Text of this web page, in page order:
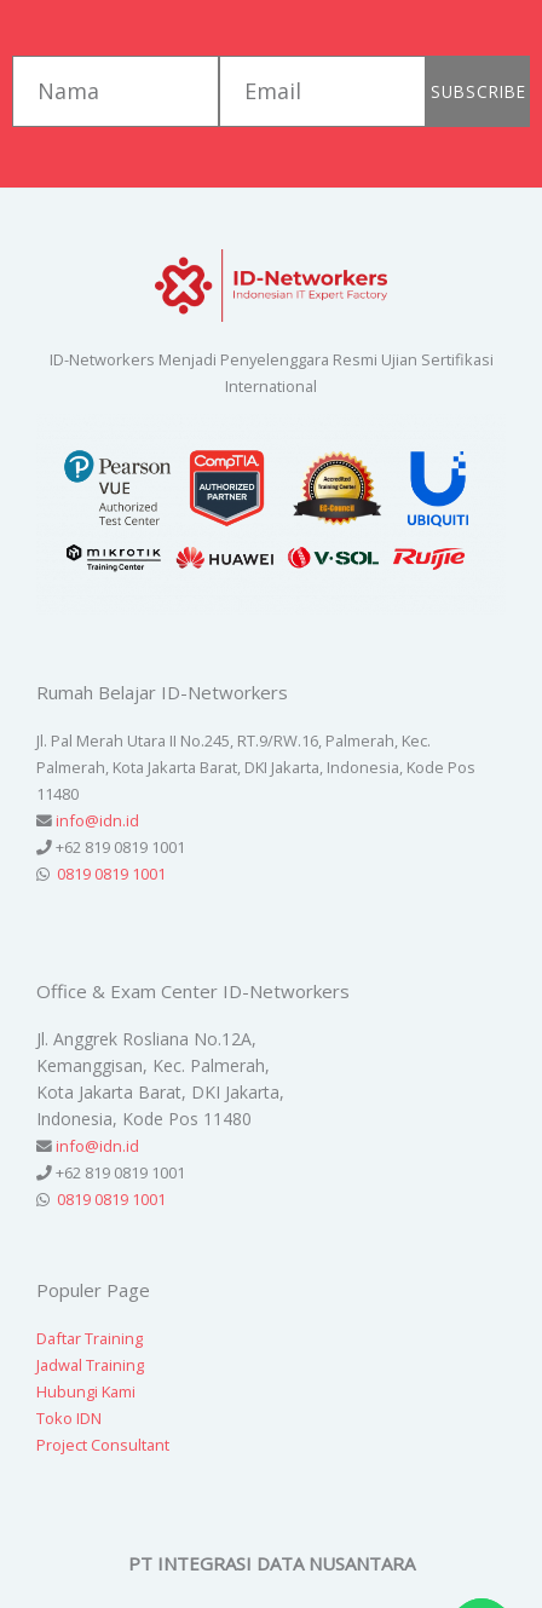
SUBSCRIBE
ID-Networkers Menjadi Penyelenggara Resmi Ujian Sertifikasi
International
Rumah Belajar ID-Networkers
Jl. Pal Merah Utara II No.245, RT.9/RW.16, Palmerah, Kec.
Palmerah, Kota Jakarta Barat, DKI Jakarta, Indonesia, Kode Pos
11480
info@idn.id
+62 819 0819 1001
0819 0819 1001
Office & Exam Center ID-Networkers
Jl. Anggrek Rosliana No.12A,
Kemanggisan, Kec. Palmerah,
Kota Jakarta Barat, DKI Jakarta,
Indonesia, Kode Pos 11480
info@idn.id
+62 819 0819 1001
0819 0819 1001
Populer Page
Daftar Training
Jadwal Training
Hubungi Kami
Toko IDN
Project Consultant
PT INTEGRASI DATA NUSANTARA